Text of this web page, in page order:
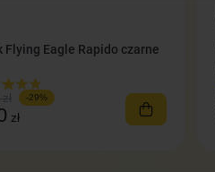
Flying Eagle Rapido czarne
-29%
zł